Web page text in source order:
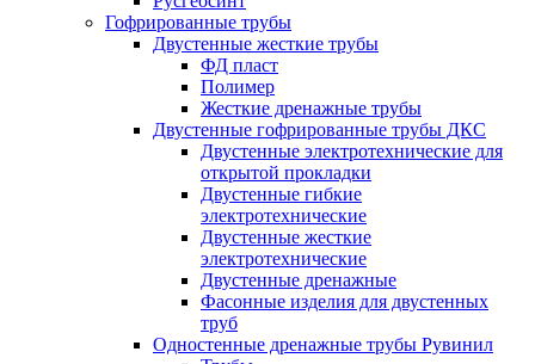
Гофрированные трубы
Двустенные жесткие трубы
ФД пласт
Полимер
Жесткие дренажные трубы
Двустенные гофрированные трубы ДКС
Двустенные электротехнические для
открытой прокладки
Двустенные гибкие
электротехнические
Двустенные жесткие
электротехнические
Двустенные дренажные
Фасонные изделия для двустенных
труб
Одностенные дренажные трубы Рувинил